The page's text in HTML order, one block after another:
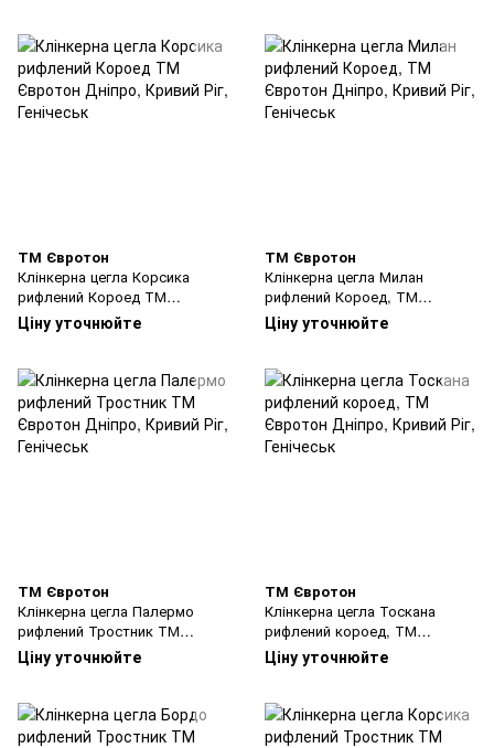
ТМ Євротон
Клінкерна цегла Корсика
рифлений Короед ТМ
Євротон
Ціну уточнюйте
ТМ Євротон
Клінкерна цегла Милан
рифлений Короед, ТМ
Євротон
Ціну уточнюйте
ТМ Євротон
Клінкерна цегла Палермо
рифлений Тростник ТМ
Євротон
Ціну уточнюйте
ТМ Євротон
Клінкерна цегла Тоскана
рифлений короед, ТМ
Євротон
Ціну уточнюйте